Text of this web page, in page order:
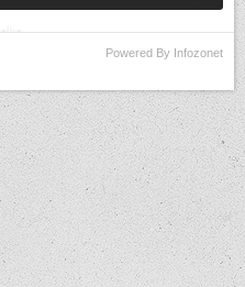
Powered By Infozonet